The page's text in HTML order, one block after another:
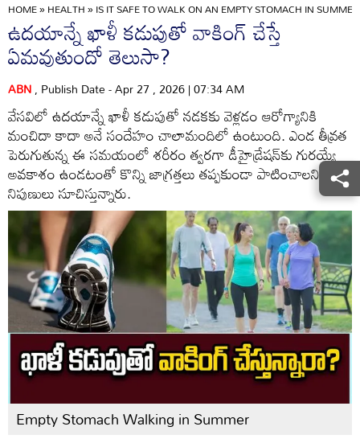
HOME»HEALTH»IS IT SAFE TO WALK ON AN EMPTY STOMACH IN
ఉదయాన్నే ఖాళీ కడుపుతో వాకింగ్ చేస్తే
ఏమవుతుందో తెలుసా?
ABN, Publish Date - Apr 27 , 2026 | 07:34 AM
వేసవిలో ఉదయాన్నే ఖాళీ కడుపుతో నడకకు వెళ్లడం ఆరోగ్యానికి
మంచిదా కాదా అనే సందేహం చాలామందిలో ఉంటుంది. ఎండ తీవ్రత
పెరుగుతున్న ఈ సమయంలో శరీరం త్వరగా డీహైడ్రేషన్‌కు గురయ్యే
అవకాశం ఉండటంతో కొన్ని జాగ్రత్తలు తప్పకుండా పాటించాలని
నిపుణులు సూచిస్తున్నారు.
Empty Stomach Walking in Summer